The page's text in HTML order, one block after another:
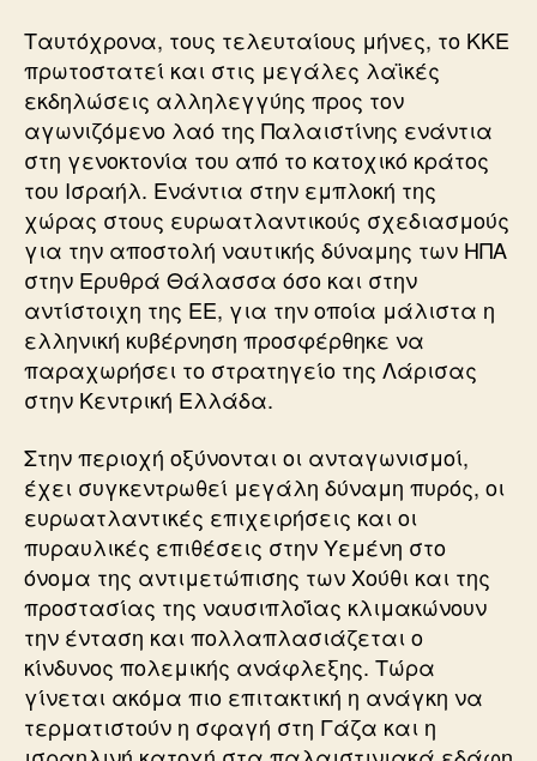
Ταυτόχρονα, τους τελευταίους μήνες, το ΚΚΕ
πρωτοστατεί και στις μεγάλες λαϊκές
εκδηλώσεις αλληλεγγύης προς τον
αγωνιζόμενο λαό της Παλαιστίνης ενάντια
στη γενοκτονία του από το κατοχικό κράτος
του Ισραήλ. Ενάντια στην εμπλοκή της
χώρας στους ευρωατλαντικούς σχεδιασμούς
για την αποστολή ναυτικής δύναμης των ΗΠΑ
στην Ερυθρά Θάλασσα όσο και στην
αντίστοιχη της ΕΕ, για την οποία μάλιστα η
ελληνική κυβέρνηση προσφέρθηκε να
παραχωρήσει το στρατηγείο της Λάρισας
στην Κεντρική Ελλάδα.
Στην περιοχή οξύνονται οι ανταγωνισμοί,
έχει συγκεντρωθεί μεγάλη δύναμη πυρός, οι
ευρωατλαντικές επιχειρήσεις και οι
πυραυλικές επιθέσεις στην Υεμένη στο
όνομα της αντιμετώπισης των Χούθι και της
προστασίας της ναυσιπλοΐας κλιμακώνουν
την ένταση και πολλαπλασιάζεται ο
κίνδυνος πολεμικής ανάφλεξης. Τώρα
γίνεται ακόμα πιο επιτακτική η ανάγκη να
τερματιστούν η σφαγή στη Γάζα και η